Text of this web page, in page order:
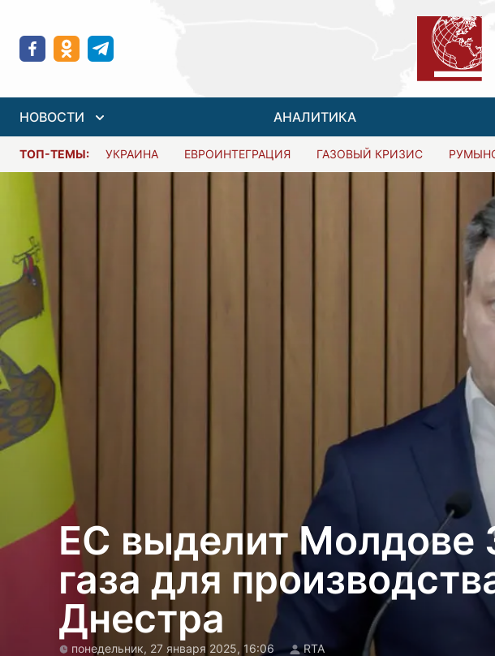
НОВОСТИ АНАЛИТИКА
ТОП-ТЕМЫ: УКРАИНА ЕВРОИНТЕГРАЦИЯ ГАЗОВЫЙ КРИЗИС
ЕС выделит Молдове
газа для
Днестра
понедельник, 27 января 2025, 16:06 RTA